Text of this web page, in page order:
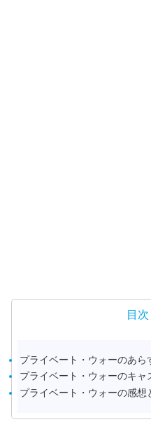
目次
プライベート・ウォーのあら
プライベート・ウォーのキャ
プライベート・ウォーの感想